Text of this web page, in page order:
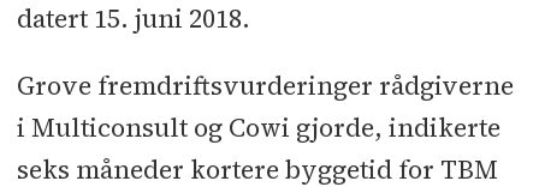
datert 15. juni 2018.
Grove fremdriftsvurderinger rådgiverne
i Multiconsult og Cowi gjorde, indikerte
seks måneder kortere byggetid for TBM